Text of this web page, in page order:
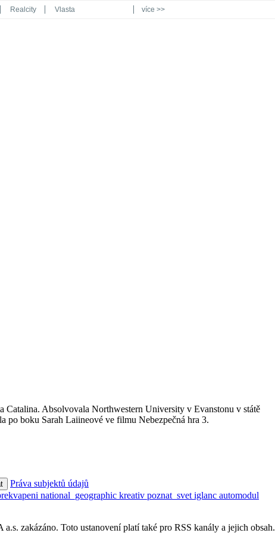
Realcity Vlasta více >>
Absolvovala Northwestern University v Evanstonu v státě
po boku Sarah Laiineové ve filmu Nebezpečná hra 3.
Práva subjektů údajů
national_geographic kreativ poznat_svet iglanc automodul
zakázáno. Toto ustanovení platí také pro RSS kanály a jejich obsah.